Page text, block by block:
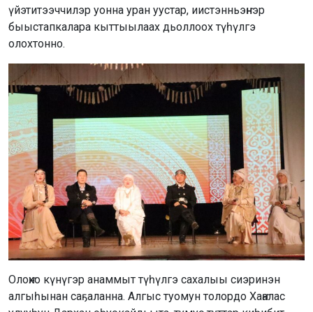
үйэтитээччилэр уонна уран уустар, иистэнньэҥнэр
быыстапкалара кыттыылаах дьоллоох түһүлгэ
олохтонно.
Олоҥхо күнүгэр анаммыт түһүлгэ сахалыы сиэринэн
алгыһынан саҕаланна. Алгыс туомун толордо Хаҥалас